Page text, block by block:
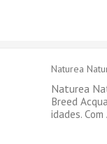
Naturea
Naturea
Breed
idades.